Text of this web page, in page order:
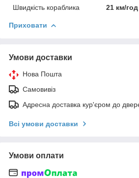
Швидкість кораблика
21 км/год
Приховати
Умови доставки
Нова Пошта
Самовивіз
Адресна доставка кур'єром до
Всі умови доставки
Умови оплати